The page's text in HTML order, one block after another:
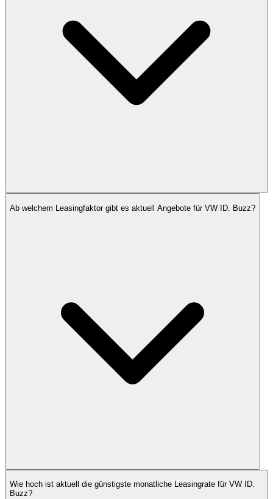
Ab welchem Leasingfaktor gibt es aktuell Angebote für VW ID. Buzz?
Wie hoch ist aktuell die günstigste monatliche Leasingrate für VW ID.
Buzz?